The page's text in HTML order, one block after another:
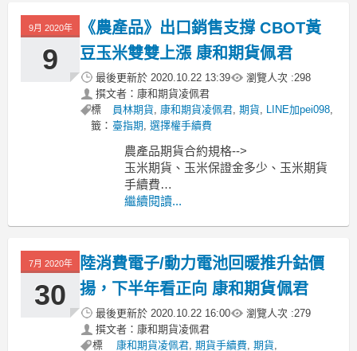
期銅上漲11%，白銀期貨則上漲26%，
期間兩者也都創下了兩年以來的新高。R
9月 2020年
9
《農產品》出口銷售支撐 CBOT黃
豆玉米雙雙上漲 康和期貨佩君
最後更新於 2020.10.22 13:39 瀏覽人次 :298
撰文者：康和期貨凌佩君
標
籤：
員林期貨, 康和期貨凌佩君, 期貨, LINE加pei098,
臺指期, 選擇權手續費
農產品期貨合約規格-->
玉米期貨、玉米保證金多少、玉米期貨
手續費
小麥期貨、小麥保證金多少、小麥期貨
--------------------------------------------------
Money
繼續閱讀...
7月 2020年
30
陸消費電子/動力電池回暖推升鈷價
揚，下半年看正向 康和期貨佩君
最後更新於 2020.10.22 16:00 瀏覽人次 :279
撰文者：康和期貨凌佩君
標
康和期貨凌佩君, 期貨手續費, 期貨,